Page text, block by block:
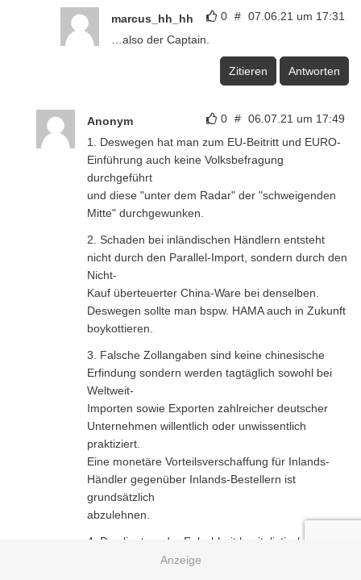
0 # 07.06.21 um 17:31
marcus_hh_hh
…also der Captain.
Zitieren Antworten
0 # 06.07.21 um 17:49
Anonym
1. Deswegen hat man zum EU-Beitritt und EURO-
Einführung auch keine Volksbefragung
durchgeführt
und diese "unter dem Radar" der "schweigenden
Mitte" durchgewunken.
2. Schaden bei inländischen Händlern entsteht
nicht durch den Parallel-Import, sondern durch den
Nicht-
Kauf überteuerter China-Ware bei denselben.
Deswegen sollte man bspw. HAMA auch in Zukunft
boykottieren.
3. Falsche Zollangaben sind keine chinesische
Erfindung sondern werden tagtäglich sowohl bei
Weltweit-
Importen sowie Exporten zahlreicher deutscher
Unternehmen willentlich oder unwissentlich
praktiziert.
Eine monetäre Vorteilsverschaffung für Inlands-
Händler gegenüber Inlands-Bestellern ist
grundsätzlich
abzulehnen.
4. Das liegt an der Falschheit kapitalistischer
Ordnungssysteme und der grundsätzlichen